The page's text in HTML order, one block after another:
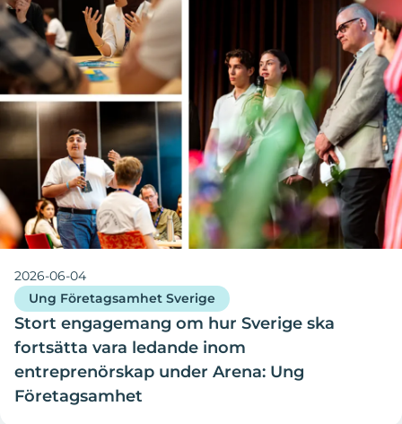
2026-06-04
Ung Företagsamhet Sverige
Stort engagemang om hur Sverige ska
fortsätta vara ledande inom
entreprenörskap under Arena: Ung
Företagsamhet